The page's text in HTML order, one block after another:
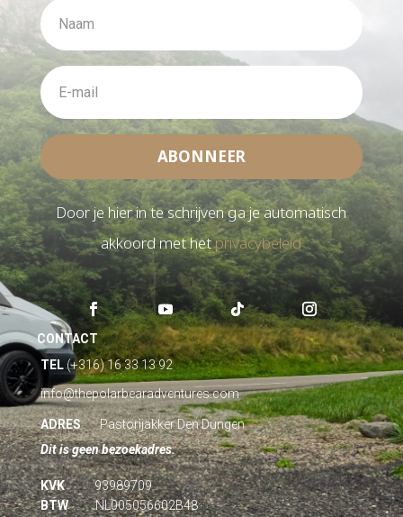
ABONNEER
Door je hier in te schrijven ga je automatisch
akkoord met hetprivacybeleid
CONTACT
TEL(+316) 16 33 13 92
info@thepolarbearadventures.com
ADRESPastorijakker Den Dungen
Dit is geen bezoekadres.
KVK93989709
BTWNL005056602B48